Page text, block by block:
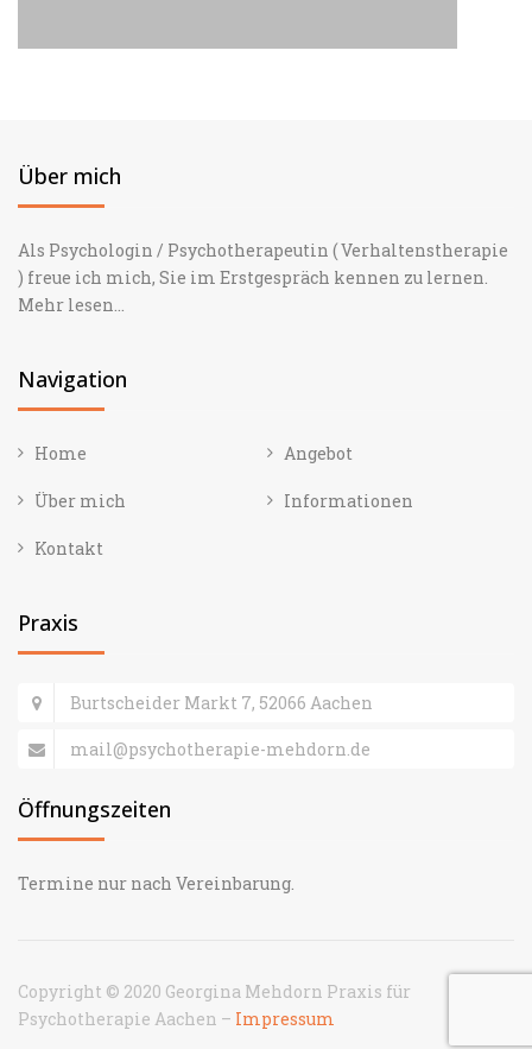
Über mich
Als Psychologin / Psychotherapeutin ( Verhaltenstherapie
) freue ich mich, Sie im Erstgespräch kennen zu lernen.
Mehr lesen...
Navigation
Home Angebot
Über mich Informationen
Kontakt
Praxis
Burtscheider Markt 7, 52066 Aachen
mail@psychotherapie-mehdorn.de
Öffnungszeiten
Termine nur nach Vereinbarung.
Copyright © 2020 Georgina Mehdorn Praxis für
Psychotherapie Aachen – Impressum